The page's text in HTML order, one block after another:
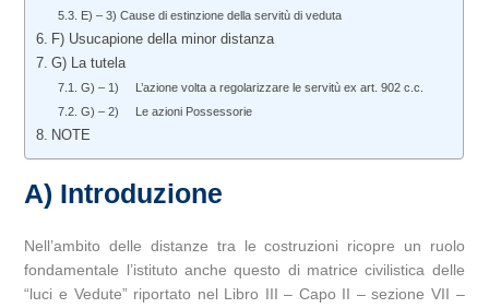
E) – 3) Cause di estinzione della servitù di veduta
F) Usucapione della minor distanza
G) La tutela
G) – 1) L’azione volta a regolarizzare le servitù ex art. 902 c.c.
G) – 2) Le azioni Possessorie
NOTE
A) Introduzione
Nell’ambito delle distanze tra le costruzioni ricopre un ruolo
fondamentale l’istituto anche questo di matrice civilistica delle
“luci e Vedute” riportato nel Libro III – Capo II – sezione VII –